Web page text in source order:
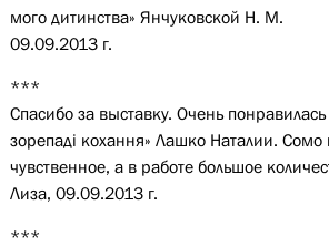
мого дитинства» Янчуковской Н. М.
09.09.2013 г.
***
Спасибо за выставку. Очень понравилась
зорепаді кохання» Лашко Наталии.
чувственное, а в работе большое
Лиза, 09.09.2013 г.
***